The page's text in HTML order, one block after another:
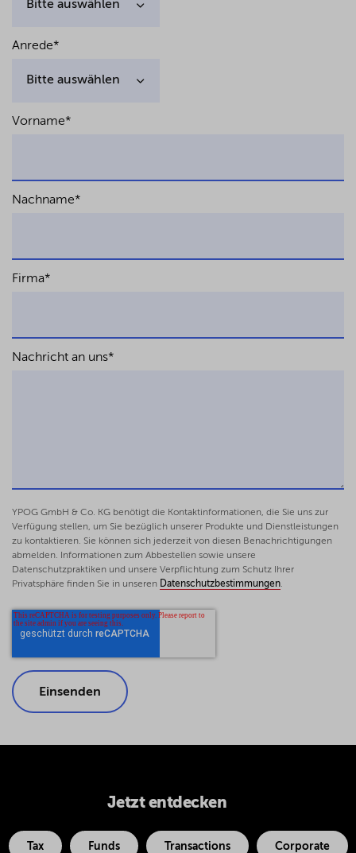
Anrede*
Vorname*
Nachname*
Firma*
Nachricht an uns*
YPOG GmbH & Co. KG benötigt die Kontaktinformationen, die Sie uns zur
Verfügung stellen, um Sie bezüglich unserer Produkte und Dienstleistungen
zu kontaktieren. Sie können sich jederzeit von diesen Benachrichtigungen
abmelden. Informationen zum Abbestellen sowie unsere
Datenschutzpraktiken und unsere Verpflichtung zum Schutz Ihrer
Privatsphäre finden Sie in unseren Datenschutzbestimmungen.
Jetzt entdecken
Tax Funds Transactions Corporate